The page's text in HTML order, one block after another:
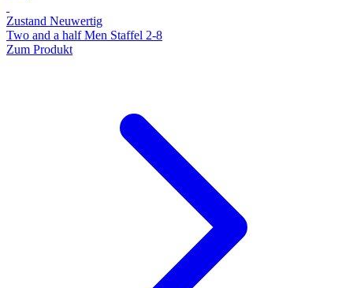
Zustand Neuwertig
Two and a half Men Staffel 2-8
Zum Produkt